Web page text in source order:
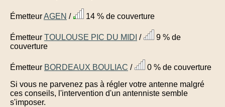
ÉmetteurAGEN / 14 % de couverture
Émetteur TOULOUSE PIC DU MIDI /
9 % de
couverture
Émetteur BORDEAUX BOULIAC /
0 % de couverture
Si vous ne parvenez pas à régler votre antenne malgré
ces conseils, l'intervention d'un antenniste semble
s'imposer.